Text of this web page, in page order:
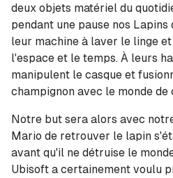
deux objets matériel du
pendant une pause nos
leur machine à laver le linge
l'espace et le temps. À leurs
manipulent le casque et
champignon avec le monde de
Notre but sera alors avec
Mario de retrouver le lapin
avant qu'il ne détruise le
Ubisoft a certainement voulu